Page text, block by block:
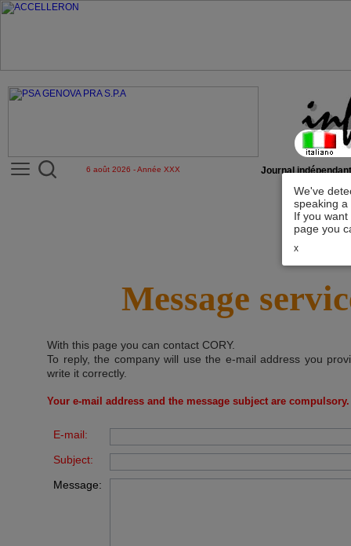
We've
speaking
If you
page you
x
6 août 2026 - Année XXX Journal
Message
With this page you can contact CORY.
To reply, the company will use the e-mail address you
write it correctly.
Your e-mail address and the message subject are compulsory.
E-mail:
Subject:
Message: